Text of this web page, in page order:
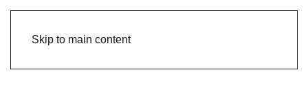
Skip to main content